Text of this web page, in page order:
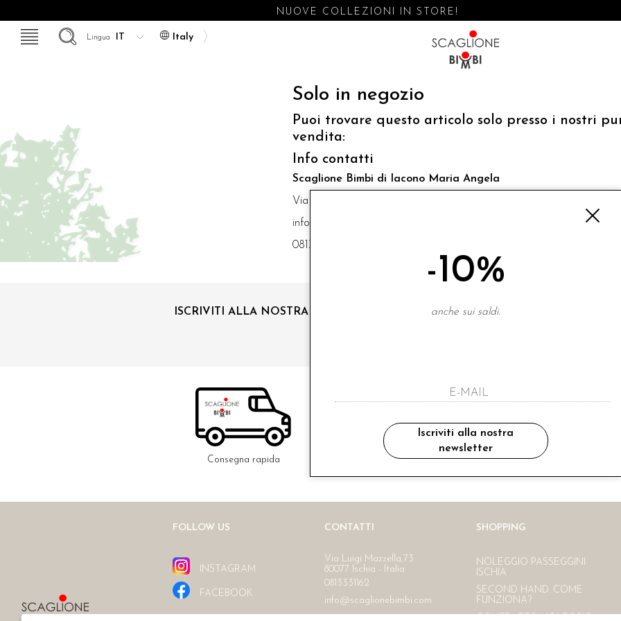
NUOVE COLLEZIONI IN STORE!
Italy
Lingua
Solo in negozio
Puoi trovare questo articolo solo presso i nostri
vendita:
Info contatti
Scaglione Bimbi di Iacono Maria Angela
Via Luigi Mazzella,73 80077 Ischia
info@scaglionebimbi.com
0813331162
ISCRIVITI ALLA NOSTRA NEWSLETTER
ho letto ed accettato le condizioni sulla
Consegna rapida Ritiro in negozio
Consegna gratuita in Italia
FOLLOW US
INSTAGRAM
FACEBOOK
CONTATTI
Via Luigi Mazzella,73
80077 Ischia - Italia
0813331162
info@scaglionebimbi.com
SHOPPING
NOLEGGIO PASSEGGINI
ISCHIA
SECOND HAND. COME
FUNZIONA?
-10%
anche sui saldi.
Iscriviti alla nostra
newsletter